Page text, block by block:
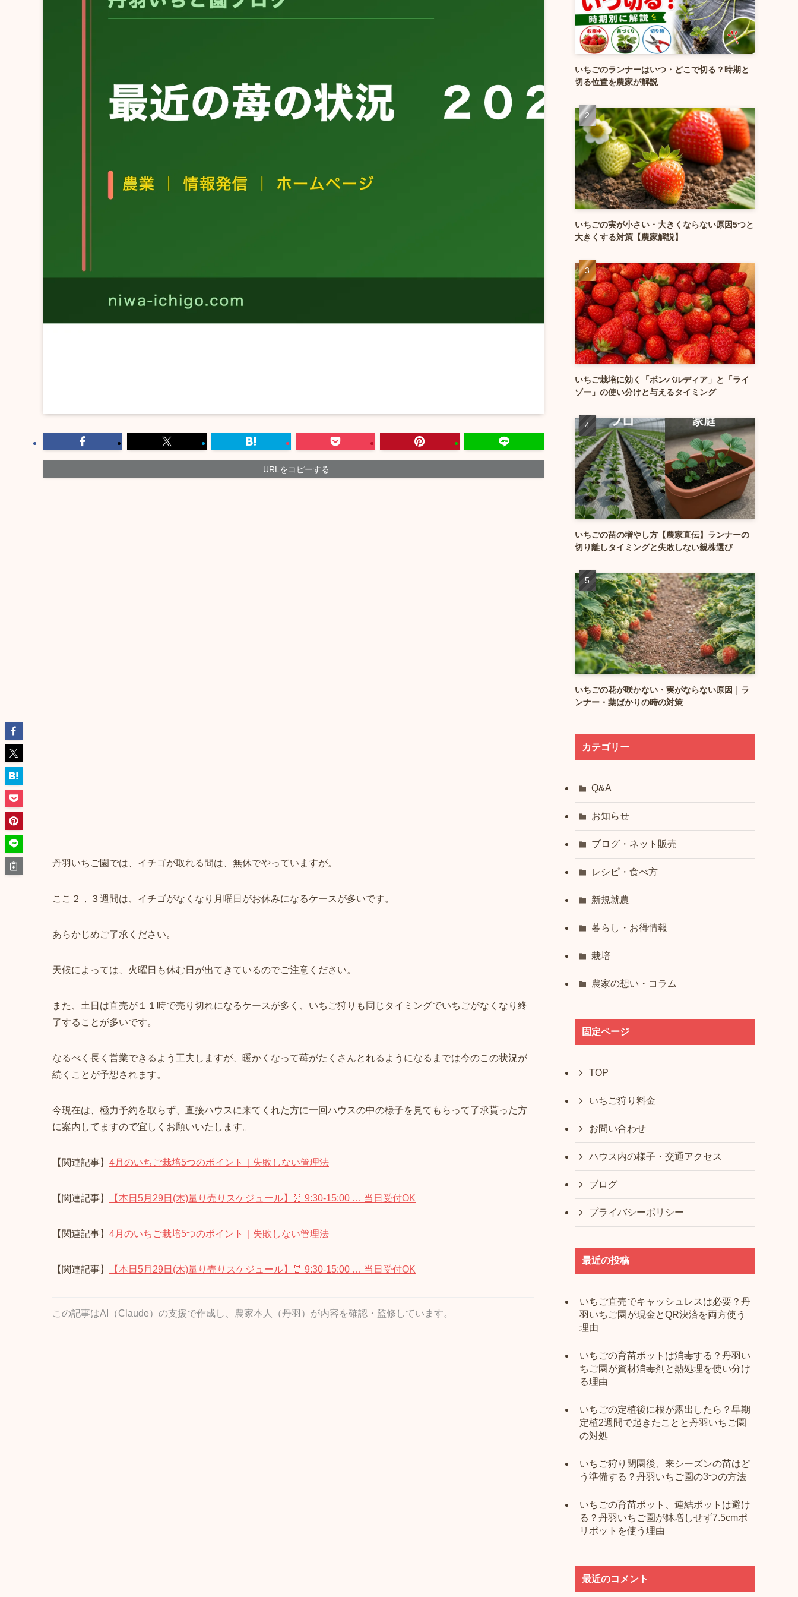
URLをコピーする
丹羽いちご園では、イチゴが取れる間は、無休でやっていますが。
ここ２，３週間は、イチゴがなくなり月曜日がお休みになるケースが多いです。
あらかじめご了承ください。
天候によっては、火曜日も休む日が出てきているのでご注意ください。
また、土日は直売が１１時で売り切れになるケースが多く、いちご狩りも同じタイミングでいちごがなくなり終
了することが多いです。
なるべく長く営業できるよう工夫しますが、暖かくなって苺がたくさんとれるようになるまでは今のこの状況が
続くことが予想されます。
今現在は、極力予約を取らず、直接ハウスに来てくれた方に一回ハウスの中の様子を見てもらって了承貰った方
に案内してますので宜しくお願いいたします。
【関連記事】 4月のいちご栽培5つのポイント｜失敗しない管理法
【関連記事】 【本日5月29日(木)量り売りスケジュール】⏰ 9:30‑15:00 … 当日受付OK
【関連記事】 4月のいちご栽培5つのポイント｜失敗しない管理法
【関連記事】 【本日5月29日(木)量り売りスケジュール】⏰ 9:30‑15:00 … 当日受付OK
この記事はAI（Claude）の支援で作成し、農家本人（丹羽）が内容を確認・監修しています。
いちごのランナーはいつ・どこで切る？時期と
切る位置を農家が解説
いちごの実が小さい・大きくならない原因5つと
大きくする対策【農家解説】
いちご栽培に効く「ボンバルディア」と「ライ
ゾー」の使い分けと与えるタイミング
いちごの苗の増やし方【農家直伝】ランナーの
切り離しタイミングと失敗しない親株選び
いちごの花が咲かない・実がならない原因｜ラ
ンナー・葉ばかりの時の対策
カテゴリー
Q&A
お知らせ
ブログ・ネット販売
レシピ・食べ方
新規就農
暮らし・お得情報
栽培
農家の想い・コラム
固定ページ
TOP
いちご狩り料金
お問い合わせ
ハウス内の様子・交通アクセス
ブログ
プライバシーポリシー
最近の投稿
いちご直売でキャッシュレスは必要？丹
羽いちご園が現金とQR決済を両方使う
理由
いちごの育苗ポットは消毒する？丹羽い
ちご園が資材消毒剤と熱処理を使い分け
る理由
いちごの定植後に根が露出したら？早期
定植2週間で起きたことと丹羽いちご園
の対処
いちご狩り閉園後、来シーズンの苗はど
う準備する？丹羽いちご園の3つの方法
いちごの育苗ポット、連結ポットは避け
る？丹羽いちご園が鉢増しせず7.5cmポ
リポットを使う理由
最近のコメント